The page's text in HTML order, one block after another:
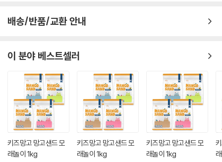
배송/반품/교환 안내
이 분야 베스트셀러
키즈망고 망고샌드 모
래놀이 1kg
키즈망고 망고샌드 모
래놀이 1kg
키즈망고 망고샌드 모
래놀이 1kg